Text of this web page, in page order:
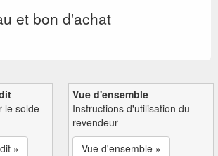
et bon d'achat
le solde
»
Vue d'ensemble
Instructions d'utilisation du
revendeur
Vue d'ensemble »